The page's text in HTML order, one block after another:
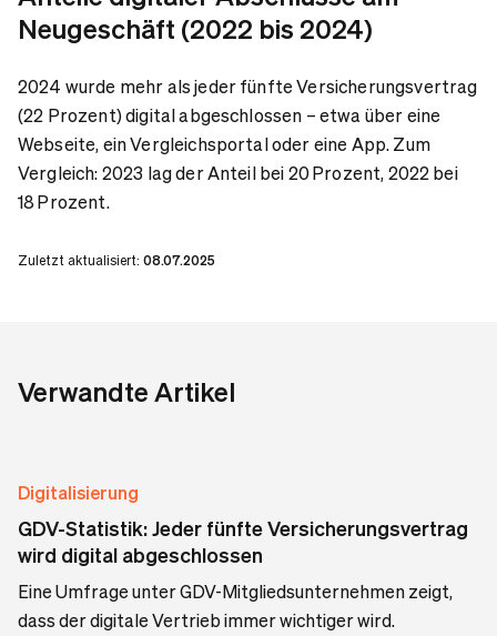
Neugeschäft (2022 bis 2024)
2024 wurde mehr als jeder fünfte Versicherungsvertrag
(22 Prozent) digital abgeschlossen – etwa über eine
Webseite, ein Vergleichsportal oder eine App. Zum
Vergleich: 2023 lag der Anteil bei 20 Prozent, 2022 bei
18 Prozent.
Zuletzt aktualisiert: 08.07.2025
Verwandte Artikel
Digitalisierung
GDV-Statistik: Jeder fünfte Versicherungsvertrag
wird digital abgeschlossen
Eine Umfrage unter GDV-Mitgliedsunternehmen zeigt,
dass der digitale Vertrieb immer wichtiger wird.